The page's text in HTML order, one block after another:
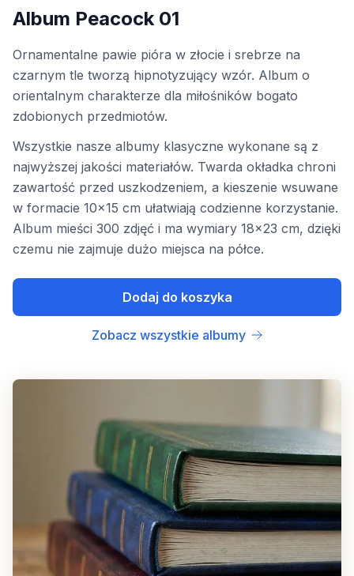
Album Peacock 01
Ornamentalne pawie pióra w złocie i srebrze na
czarnym tle tworzą hipnotyzujący wzór. Album o
orientalnym charakterze dla miłośników bogato
zdobionych przedmiotów.
Wszystkie nasze albumy klasyczne wykonane są z
najwyższej jakości materiałów. Twarda okładka chroni
zawartość przed uszkodzeniem, a kieszenie wsuwane
w formacie 10x15 cm ułatwiają codzienne korzystanie.
Album mieści 300 zdjęć i ma wymiary 18x23 cm, dzięki
czemu nie zajmuje dużo miejsca na półce.
Dodaj do koszyka
Zobacz wszystkie albumy